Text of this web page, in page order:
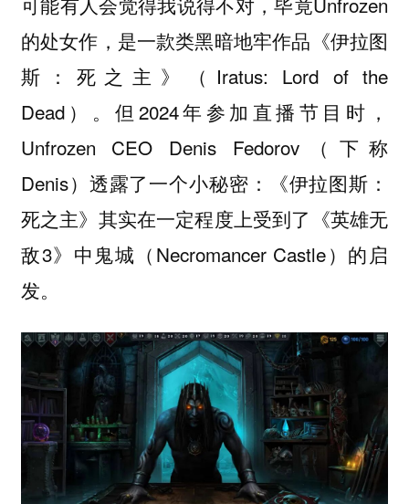
的处女作，是一款类黑暗地牢作品《伊拉图
斯：死之主》（Iratus: Lord of the
Dead）。但2024年参加直播节目时，
Unfrozen CEO Denis Fedorov（下称
Denis）透露了一个小秘密：《伊拉图斯：
死之主》其实在一定程度上受到了《英雄无
敌3》中鬼城（Necromancer Castle）的启
发。